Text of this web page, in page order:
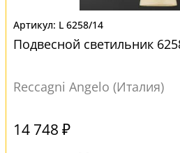
L 6258/14
Подвесной светильник
Reccagni Angelo (Италия)
14 748 ₽